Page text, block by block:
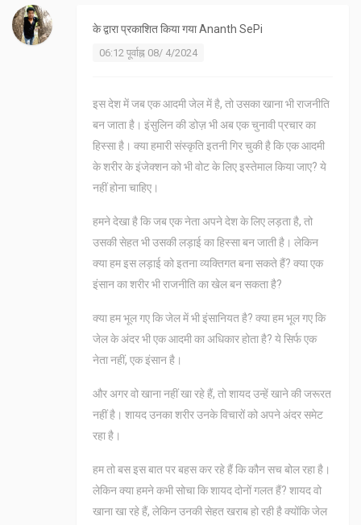
के द्वारा प्रकाशित किया गयाAnanth SePi
06:12 पूर्वाह्न 08/ 4/2024
इस देश में जब एक आदमी जेल में है, तो उसका खाना भी राजनीति
बन जाता है। इंसुलिन की डोज़ भी अब एक चुनावी प्रचार का
हिस्सा है। क्या हमारी संस्कृति इतनी गिर चुकी है कि एक आदमी
के शरीर के इंजेक्शन को भी वोट के लिए इस्तेमाल किया जाए? ये
नहीं होना चाहिए।
हमने देखा है कि जब एक नेता अपने देश के लिए लड़ता है, तो
उसकी सेहत भी उसकी लड़ाई का हिस्सा बन जाती है। लेकिन
क्या हम इस लड़ाई को इतना व्यक्तिगत बना सकते हैं? क्या एक
इंसान का शरीर भी राजनीति का खेल बन सकता है?
क्या हम भूल गए कि जेल में भी इंसानियत है? क्या हम भूल गए कि
जेल के अंदर भी एक आदमी का अधिकार होता है? ये सिर्फ एक
नेता नहीं, एक इंसान है।
और अगर वो खाना नहीं खा रहे हैं, तो शायद उन्हें खाने की जरूरत
नहीं है। शायद उनका शरीर उनके विचारों को अपने अंदर समेट
रहा है।
हम तो बस इस बात पर बहस कर रहे हैं कि कौन सच बोल रहा है।
लेकिन क्या हमने कभी सोचा कि शायद दोनों गलत हैं? शायद वो
खाना खा रहे हैं, लेकिन उनकी सेहत खराब हो रही है क्योंकि जेल